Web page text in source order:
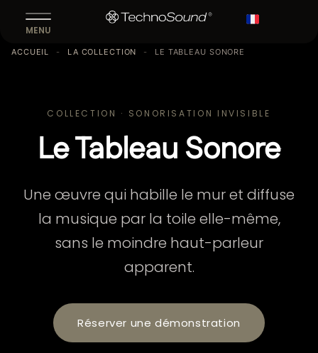
MENU
ACCUEIL - LA COLLECTION - LE TABLEAU SONORE
COLLECTION · SONORISATION INVISIBLE
Le Tableau Sonore
Une œuvre qui habille le mur et diffuse
la musique par la toile elle-même,
sans le moindre haut-parleur
apparent.
Réserver une démonstration